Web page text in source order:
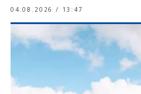
04.08.2026 / 13:47